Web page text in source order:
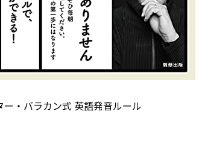
・バラカン式 英語発音ルール